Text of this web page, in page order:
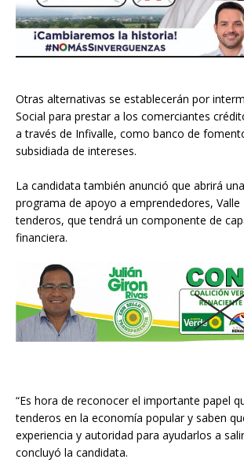
Otras alternativas se establecerán por
Social para prestar a los comerciantes
a través de Infivalle, como banco de
subsidiada de intereses.
La candidata también anunció que abrirá
programa de apoyo a emprendedores, Valle
tenderos, que tendrá un componente de
financiera.
“Es hora de reconocer el importante papel
tenderos en la economía popular y saben
experiencia y autoridad para ayudarlos a
concluyó la candidata.